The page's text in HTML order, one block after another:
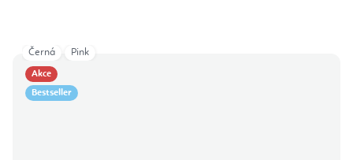
Akce
Bestseller
Černá Pink